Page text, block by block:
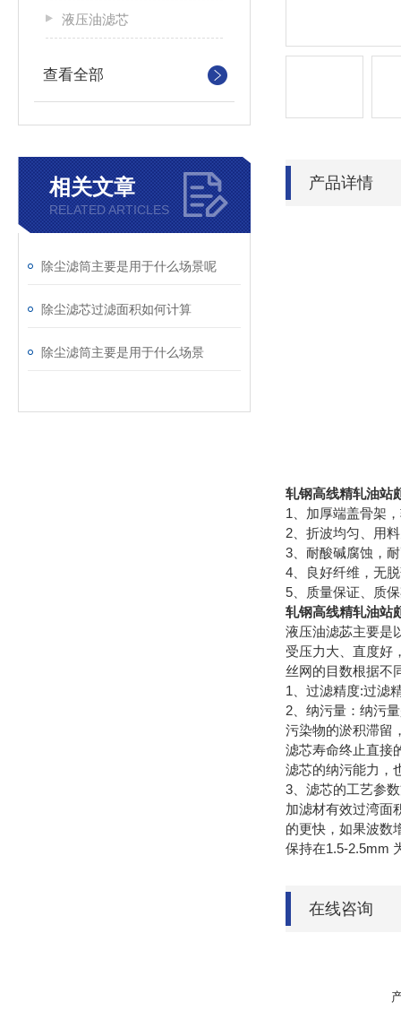
液压油滤芯
查看全部
相关文章
RELATED ARTICLES
除尘滤筒主要是用于什么场景呢
除尘滤芯过滤面积如何计算
除尘滤筒主要是用于什么场景
产品详情
轧钢高线精轧油站
1、加厚端盖骨架
2、折波均匀、用
3、耐酸碱腐蚀，
4、良好纤维，无
5、质量保证、质
轧钢高线精轧油站
液压油滤苾主要是
受压力大、直度好
丝网的目数根据不
1、过滤精度:过滤
2、纳污量：纳污
污染物的淤积滞留
滤芯寿命终止直接
滤芯的纳污能力，
3、滤芯的工艺参
加滤材有效过湾面
的更快，如果波数
保持在1.5-2.5mm
在线咨询